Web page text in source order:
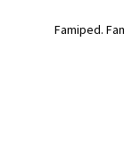
Famiped.